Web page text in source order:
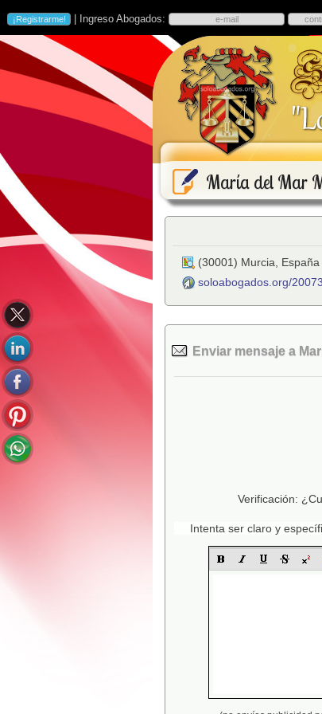
| Ingreso Abogados:
María del Mar
(30001) Murcia
España
soloabogados.org/20073
Enviar mensaje a
Verificación:
Intenta ser claro y